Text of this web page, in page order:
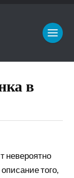
в
невероятно
того,